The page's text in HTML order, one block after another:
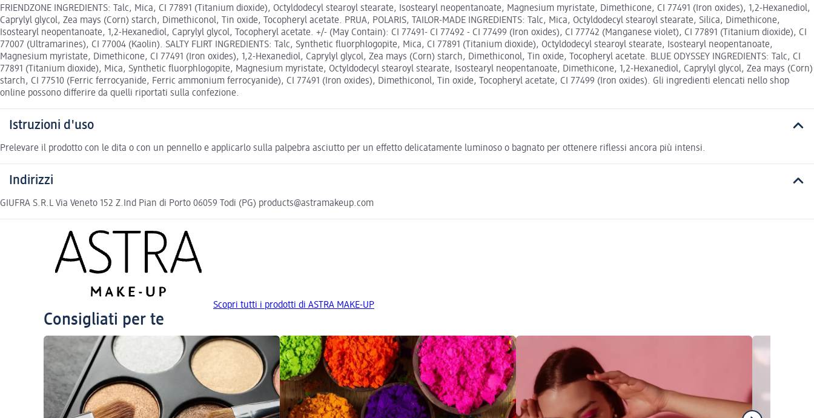
FRIENDZONE INGREDIENTS: Talc, Mica, CI 77891 (Titanium dioxide), Octyldodecyl stearoyl stearate, Isostearyl neopentanoate, Magnesium myristate, Dimethicone, CI 77491 (Iron oxides), 1,2-Hexanediol,
Caprylyl glycol, Zea mays (Corn) starch, Dimethiconol, Tin oxide, Tocopheryl acetate. PRUA, POLARIS, TAILOR-MADE INGREDIENTS: Talc, Mica, Octyldodecyl stearoyl stearate, Silica, Dimethicone,
Isostearyl neopentanoate, 1,2-Hexanediol, Caprylyl glycol, Tocopheryl acetate. +/- (May Contain): CI 77491- CI 77492 - CI 77499 (Iron oxides), CI 77742 (Manganese violet), CI 77891 (Titanium dioxide), CI
77007 (Ultramarines), CI 77004 (Kaolin). SALTY FLIRT INGREDIENTS: Talc, Synthetic fluorphlogopite, Mica, CI 77891 (Titanium dioxide), Octyldodecyl stearoyl stearate, Isostearyl neopentanoate,
Magnesium myristate, Dimethicone, CI 77491 (Iron oxides), 1,2-Hexanediol, Caprylyl glycol, Zea mays (Corn) starch, Dimethiconol, Tin oxide, Tocopheryl acetate. BLUE ODYSSEY INGREDIENTS: Talc, CI
77891 (Titanium dioxide), Mica, Synthetic fluorphlogopite, Magnesium myristate, Octyldodecyl stearoyl stearate, Isostearyl neopentanoate, Dimethicone, 1,2-Hexanediol, Caprylyl glycol, Zea mays (Corn)
starch, CI 77510 (Ferric ferrocyanide, Ferric ammonium ferrocyanide), CI 77491 (Iron oxides), Dimethiconol, Tin oxide, Tocopheryl acetate, CI 77499 (Iron oxides). Gli ingredienti elencati nello shop
online possono differire da quelli riportati sulla confezione.
Istruzioni d'uso
Prelevare il prodotto con le dita o con un pennello e applicarlo sulla palpebra asciutto per un effetto delicatamente luminoso o bagnato per ottenere riflessi ancora più intensi.
Indirizzi
GIUFRA S.R.L Via Veneto 152 Z.Ind Pian di Porto 06059 Todi (PG) products@astramakeup.com
Scopri tutti i prodotti di ASTRA MAKE-UP
Consigliati per te